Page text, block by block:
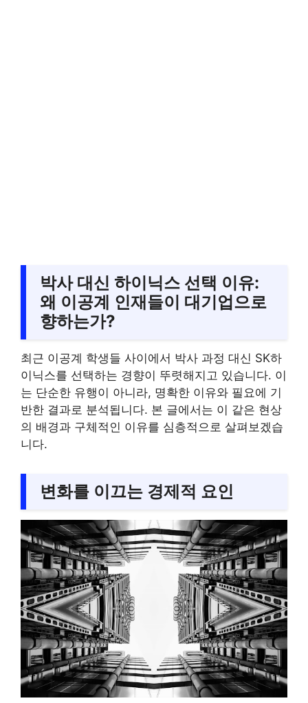
박사 대신 하이닉스 선택 이유:
왜 이공계 인재들이 대기업으로
향하는가?
최근 이공계 학생들 사이에서 박사 과정 대신 SK하
이닉스를 선택하는 경향이 뚜렷해지고 있습니다. 이
는 단순한 유행이 아니라, 명확한 이유와 필요에 기
반한 결과로 분석됩니다. 본 글에서는 이 같은 현상
의 배경과 구체적인 이유를 심층적으로 살펴보겠습
니다.
변화를 이끄는 경제적 요인